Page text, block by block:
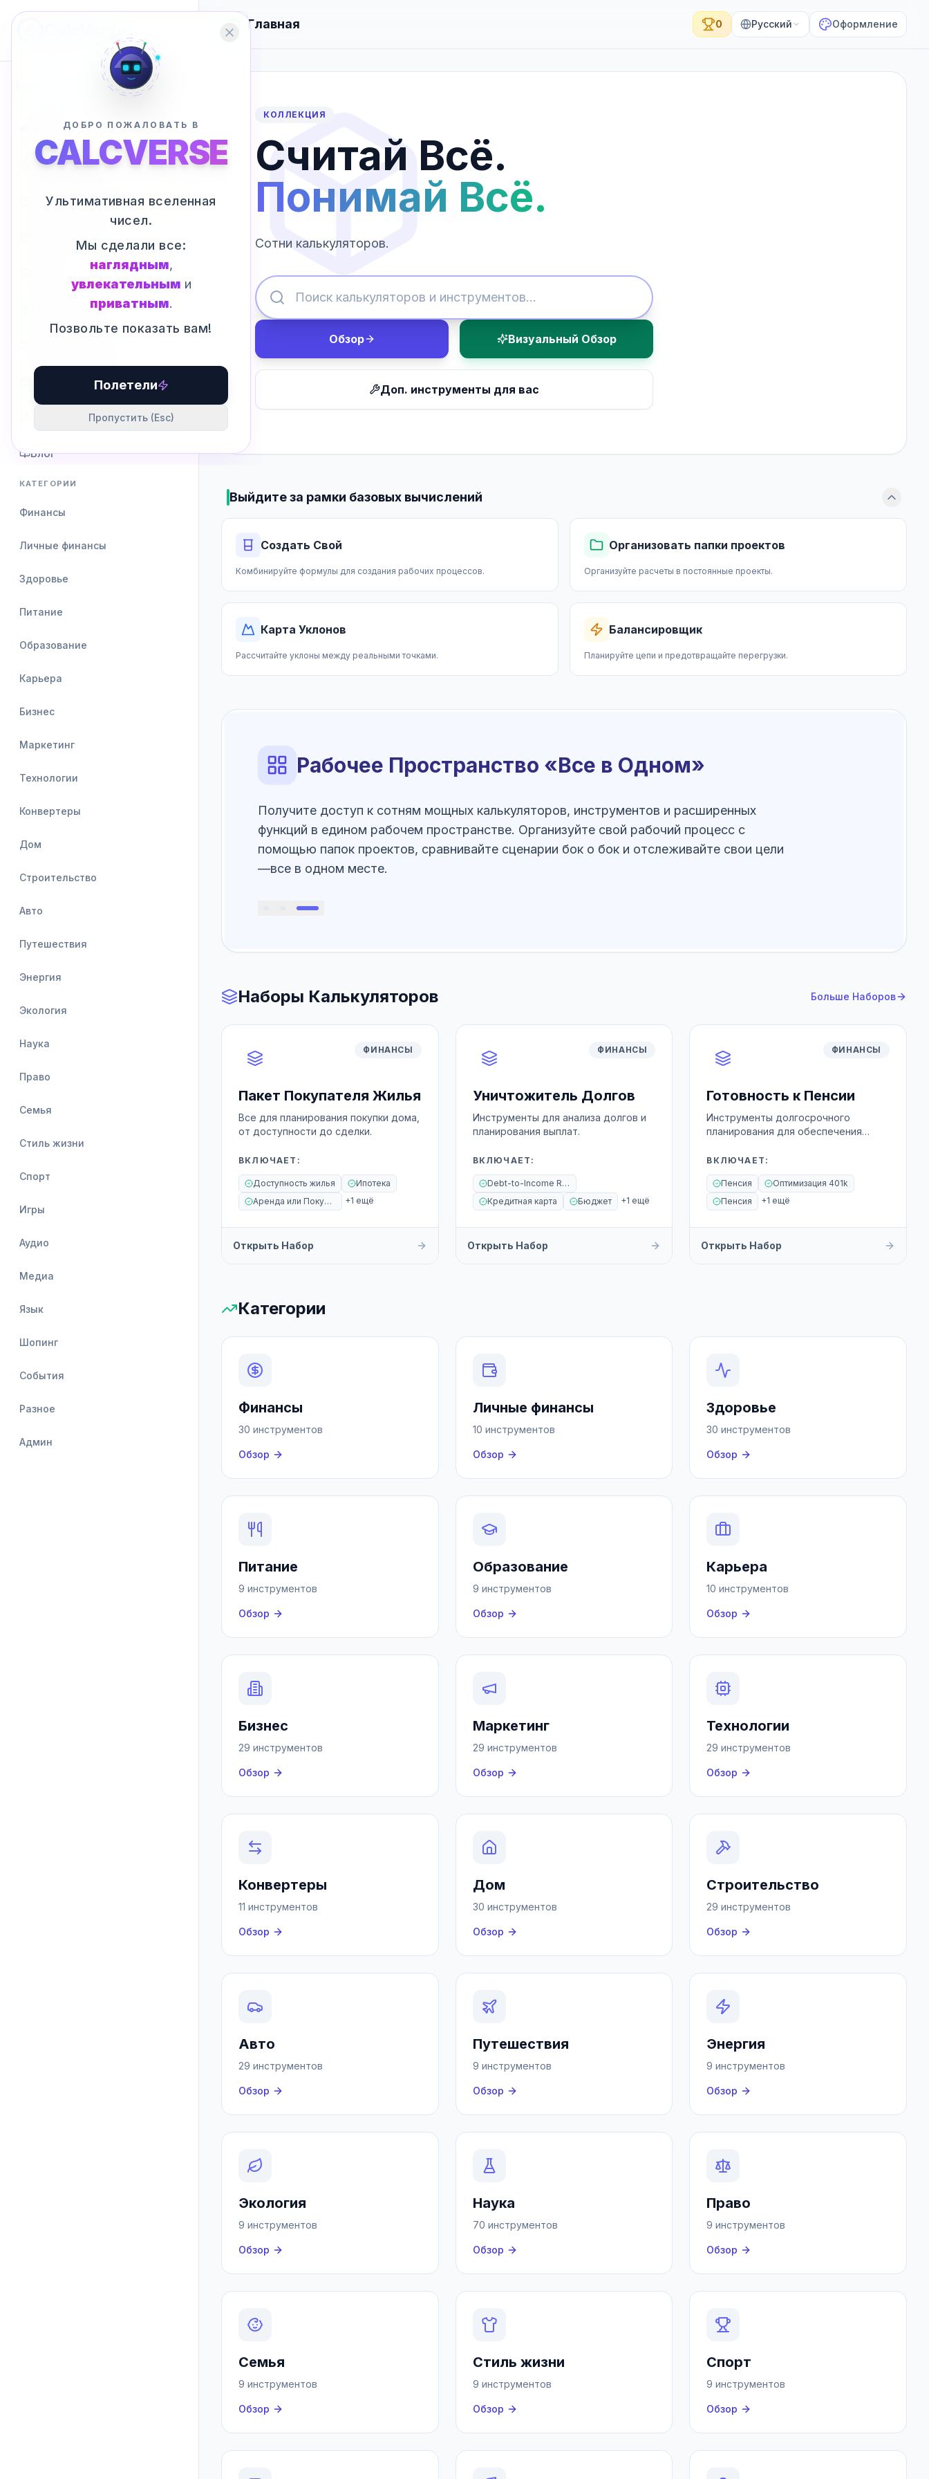
ДОБРО ПОЖАЛОВАТЬ В
CALCVERSE
Ультимативная вселенная
чисел.
Мы сделали все:
наглядным,
увлекательным и
приватным.
Позвольте показать вам!
Полетели
Пропустить (Esc)
Главная
Трекер Целей
Жизненный Справочник New
Рабочая Среда
Карта Зарплат
Студия CalcVerse
Доп. Инструменты
Блог
КАТЕГОРИИ
Финансы
Личные финансы
Здоровье
Питание
Образование
Карьера
Бизнес
Маркетинг
Технологии
Конвертеры
Дом
Строительство
Авто
Путешествия
Энергия
Экология
Наука
Право
Семья
Стиль жизни
Спорт
Игры
Аудио
Медиа
Язык
Шопинг
События
Разное
Админ
Главная 0 Русский Оформление
КОЛЛЕКЦИЯ
Считай Всё.
Понимай Всё.
Сотни калькуляторов.
Обзор Визуальный Обзор
Доп. инструменты для вас
Выйдите за рамки базовых вычислений
Создать Свой
Комбинируйте формулы для создания рабочих процессов.
Организовать папки проектов
Организуйте расчеты в постоянные проекты.
Карта Уклонов
Рассчитайте уклоны между реальными точками.
Балансировщик
Планируйте цепи и предотвращайте перегрузки.
Рабочее Пространство «Все в Одном»
Получите доступ к сотням мощных калькуляторов, инструментов и расширенных
функций в едином рабочем пространстве. Организуйте свой рабочий процесс с
помощью папок проектов, сравнивайте сценарии бок о бок и отслеживайте свои цели
—все в одном месте.
Наборы Калькуляторов Больше Наборов
ФИНАНСЫ
Пакет Покупателя Жилья
Все для планирования покупки дома,
от доступности до сделки.
ВКЛЮЧАЕТ :
Доступность жилья
Ипотека
Аренда или Покупка
+1 ещё
Открыть Набор
ФИНАНСЫ
Уничтожитель Долгов
Инструменты для анализа долгов и
планирования выплат.
ВКЛЮЧАЕТ :
Debt-to-Income Ratio
Кредитная карта
Бюджет +1 ещё
Открыть Набор
ФИНАНСЫ
Готовность к Пенсии
Инструменты долгосрочного
планирования для обеспечения
ВКЛЮЧАЕТ :
Пенсия
Оптимизация 401k
Пенсия
+1 ещё
Открыть Набор
Категории
Финансы
30 инструментов
Обзор
Личные финансы
10 инструментов
Обзор
Здоровье
30 инструментов
Обзор
Питание
9 инструментов
Обзор
Образование
9 инструментов
Обзор
Карьера
10 инструментов
Обзор
Бизнес
29 инструментов
Обзор
Маркетинг
29 инструментов
Обзор
Технологии
29 инструментов
Обзор
Конвертеры
11 инструментов
Обзор
Дом
30 инструментов
Обзор
Строительство
29 инструментов
Обзор
Авто
29 инструментов
Обзор
Путешествия
9 инструментов
Обзор
Энергия
9 инструментов
Обзор
Экология
9 инструментов
Обзор
Наука
70 инструментов
Обзор
Право
9 инструментов
Обзор
Семья
9 инструментов
Обзор
Стиль жизни
9 инструментов
Обзор
Спорт
9 инструментов
Обзор